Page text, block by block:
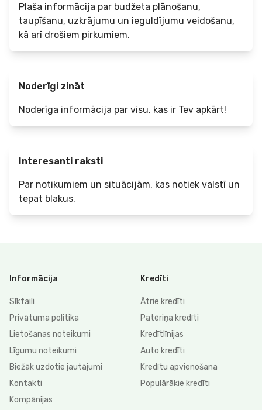
Plaša informācija par budžeta plānošanu,
taupīšanu, uzkrājumu un ieguldījumu veidošanu,
kā arī drošiem pirkumiem.
Noderīgi zināt
Noderīga informācija par visu, kas ir Tev apkārt!
Interesanti raksti
Par notikumiem un situācijām, kas notiek valstī un
tepat blakus.
Informācija
Sīkfaili
Privātuma politika
Lietošanas noteikumi
Līgumu noteikumi
Biežāk uzdotie jautājumi
Kontakti
Kompānijas
Kredīti
Ātrie kredīti
Patēriņa kredīti
Kredītlīnijas
Auto kredīti
Kredītu apvienošana
Populārākie kredīti